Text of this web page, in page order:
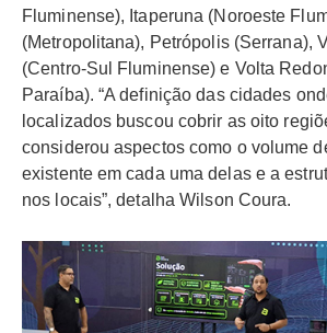
Fluminense), Itaperuna (Noroeste
(Metropolitana), Petrópolis (Serrana),
(Centro-Sul Fluminense) e Volta
Paraíba). “A definição das cidades
localizados buscou cobrir as oito
considerou aspectos como o volume
existente em cada uma delas e a
nos locais”, detalha Wilson Coura.